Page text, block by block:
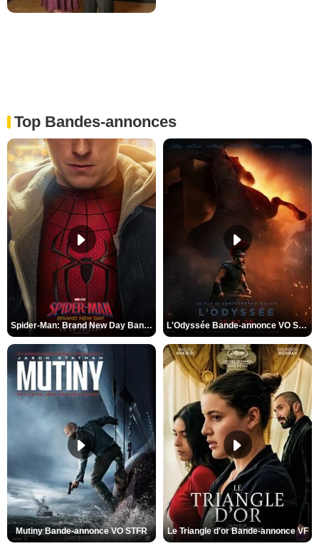
Top Bandes-annonces
Spider-Man: Brand New Day Bande-annonce VO STFR L'Odyssée Bande-annonce VO STFR
Mutiny Bande-annonce VO STFR Le Triangle d'or Bande-annonce VF